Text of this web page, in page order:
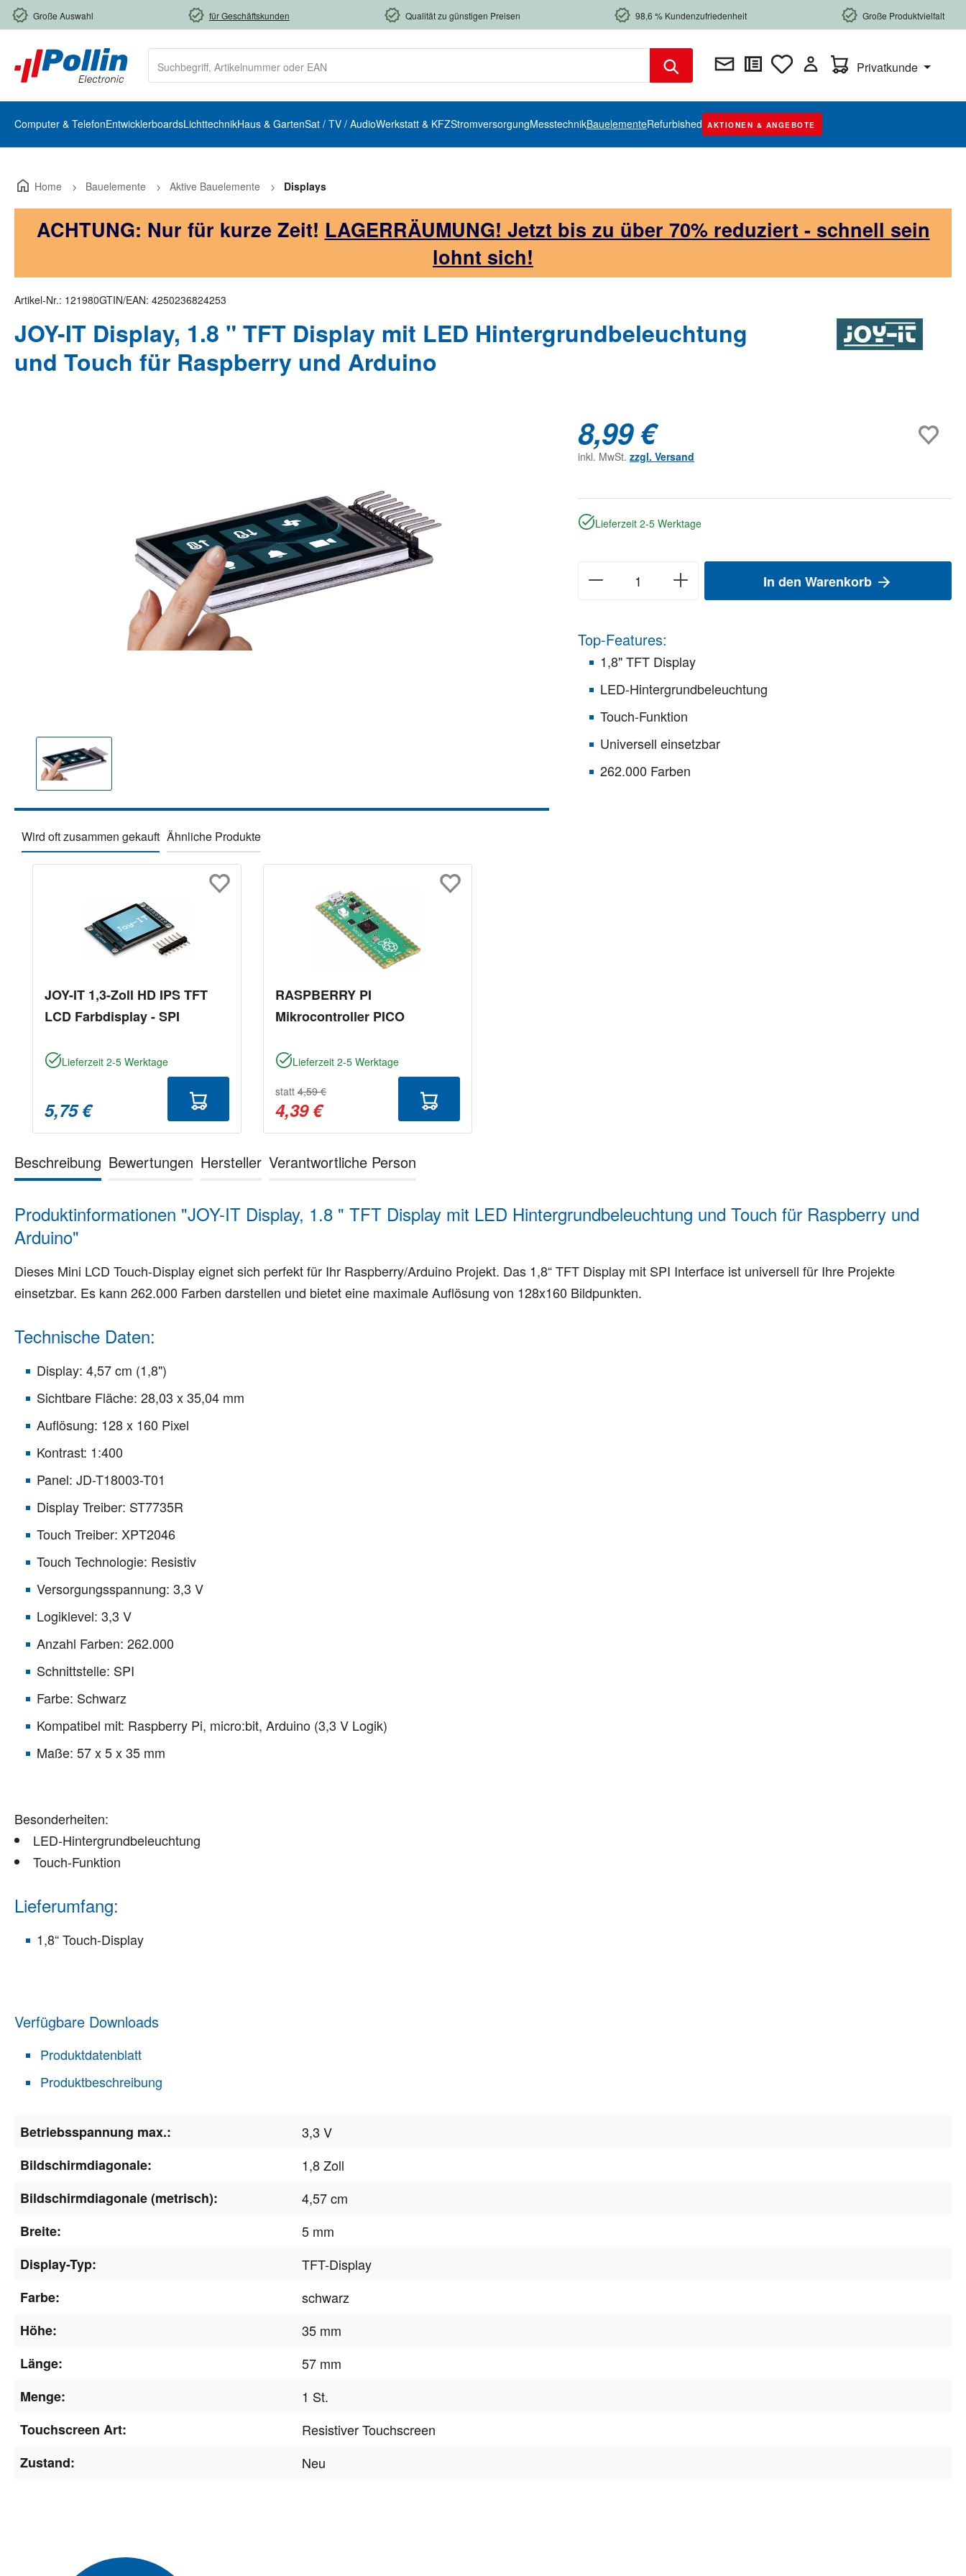
Hauptinhalt springen
Zur Suche springen
Zur Hauptnavigation springen
Große Auswahl für Geschäftskunden Qualität zu günstigen Preisen 98,6 % Kundenzufriedenheit Große Produktvielfalt
Warenkorb enthält 0
Privatkunde
Computer & TelefonEntwicklerboardsLichttechnikHaus & GartenSat / TV / AudioWerkstatt & KFZStromversorgungMesstechnikBauelementeRefurbished AKTIONEN & ANGEBOTE
Home Bauelemente Aktive Bauelemente Displays
ACHTUNG: Nur für kurze Zeit! LAGERRÄUMUNG! Jetzt bis zu über 70% reduziert - schnell sein
lohnt sich!
Artikel-Nr.: 121980GTIN/EAN: 4250236824253
JOY-IT Display, 1.8 " TFT Display mit LED Hintergrundbeleuchtung
und Touch für Raspberry und Arduino
8,99 €
inkl. MwSt. zzgl. Versand
Lieferzeit 2-5 Werktage
In den Warenkorb
Top-Features:
1,8" TFT Display
LED-Hintergrundbeleuchtung
Touch-Funktion
Universell einsetzbar
262.000 Farben
Wird oft zusammen gekauft Ähnliche Produkte
JOY-IT 1,3-Zoll HD IPS TFT
LCD Farbdisplay - SPI
Lieferzeit 2-5 Werktage
5,75 €
RASPBERRY PI
Mikrocontroller PICO
Lieferzeit 2-5 Werktage
statt 4,59 €
4,39 €
Beschreibung Bewertungen Hersteller Verantwortliche Person
Produktinformationen "JOY-IT Display, 1.8 " TFT Display mit LED Hintergrundbeleuchtung und Touch für Raspberry und
Arduino"
Dieses Mini LCD Touch-Display eignet sich perfekt für Ihr Raspberry/Arduino Projekt. Das 1,8“ TFT Display mit SPI Interface ist universell für Ihre Projekte
einsetzbar. Es kann 262.000 Farben darstellen und bietet eine maximale Auflösung von 128x160 Bildpunkten.
Technische Daten:
Display: 4,57 cm (1,8")
Sichtbare Fläche: 28,03 x 35,04 mm
Auflösung: 128 x 160 Pixel
Kontrast: 1:400
Panel: JD-T18003-T01
Display Treiber: ST7735R
Touch Treiber: XPT2046
Touch Technologie: Resistiv
Versorgungsspannung: 3,3 V
Logiklevel: 3,3 V
Anzahl Farben: 262.000
Schnittstelle: SPI
Farbe: Schwarz
Kompatibel mit: Raspberry Pi, micro:bit, Arduino (3,3 V Logik)
Maße: 57 x 5 x 35 mm
Besonderheiten:
LED-Hintergrundbeleuchtung
Touch-Funktion
Lieferumfang:
1,8“ Touch-Display
Verfügbare Downloads
Produktdatenblatt
Produktbeschreibung
Betriebsspannung max.:
3,3 V
Bildschirmdiagonale:
1,8 Zoll
Bildschirmdiagonale (metrisch):
4,57 cm
Breite:
5 mm
Display-Typ:
TFT-Display
Farbe:
schwarz
Höhe:
35 mm
Länge:
57 mm
Menge:
1 St.
Touchscreen Art:
Resistiver Touchscreen
Zustand:
Neu